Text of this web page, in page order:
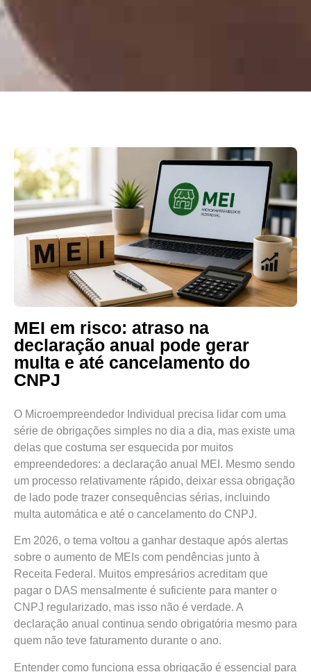
MEI em risco: atraso na
declaração anual pode gerar
multa e até cancelamento do
CNPJ
O Microempreendedor Individual precisa lidar com uma
série de obrigações simples no dia a dia, mas existe uma
delas que costuma ser esquecida por muitos
empreendedores: a declaração anual MEI. Mesmo sendo
um processo relativamente rápido, deixar essa obrigação
de lado pode trazer consequências sérias, incluindo
multa automática e até o cancelamento do CNPJ.
Em 2026, o tema voltou a ganhar destaque após alertas
sobre o aumento de MEIs com pendências junto à
Receita Federal. Muitos empresários acreditam que
pagar o DAS mensalmente é suficiente para manter o
CNPJ regularizado, mas isso não é verdade. A
declaração anual continua sendo obrigatória mesmo para
quem não teve faturamento durante o ano.
Entender como funciona essa obrigação é essencial para